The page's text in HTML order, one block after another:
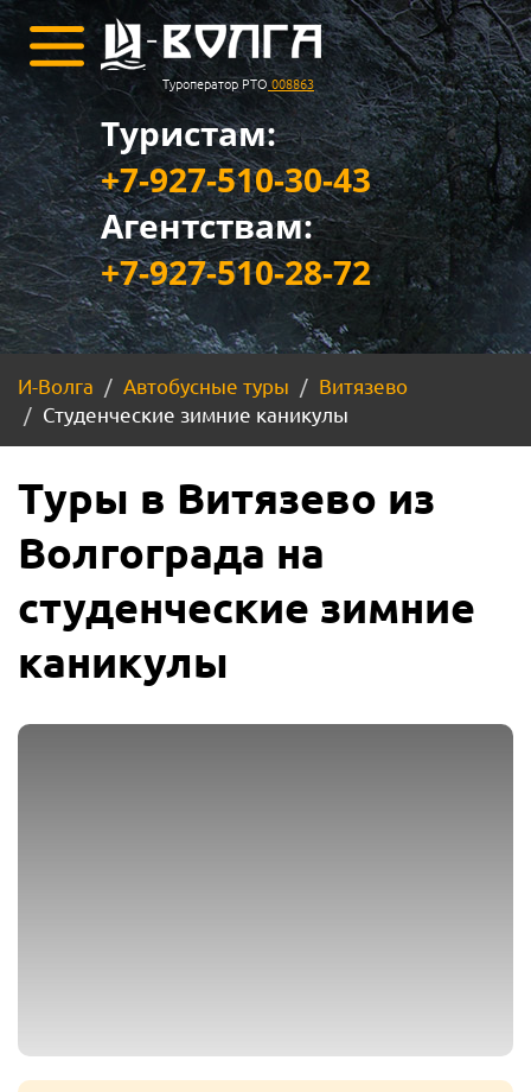
Туроператор РТО 008863
Туристам:
+7-927-510-30-43
Агентствам:
+7-927-510-28-72
И-Волга Автобусные туры
Витязево
Студенческие зимние каникулы
Туры в Витязево из
Волгограда на
студенческие зимние
каникулы